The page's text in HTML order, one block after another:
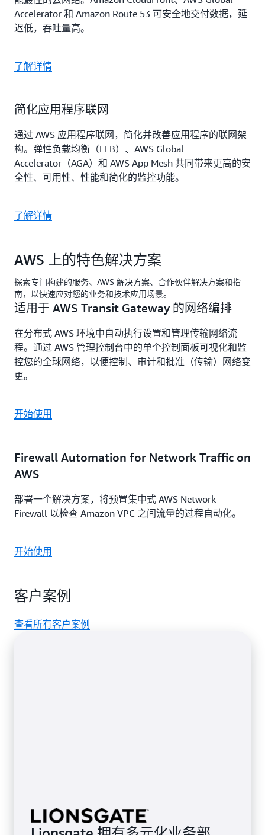
Accelerator 和 Amazon Route 53 可安全地交付数据，延
迟低，吞吐量高。
了解详情
简化应用程序联网
通过 AWS 应用程序联网，简化并改善应用程序的联网架
构。弹性负载均衡（ELB）、AWS Global
Accelerator（AGA）和 AWS App Mesh 共同带来更高的安
全性、可用性、性能和简化的监控功能。
了解详情
AWS 上的特色解决方案
探索专门构建的服务、AWS 解决方案、合作伙伴解决方案和指
南，以快速应对您的业务和技术应用场景。
适用于 AWS Transit Gateway 的网络编排
在分布式 AWS 环境中自动执行设置和管理传输网络流
程。通过 AWS 管理控制台中的单个控制面板可视化和监
控您的全球网络，以便控制、审计和批准（传输）网络变
更。
开始使用
Firewall Automation for Network Traffic on
AWS
部署一个解决方案，将预置集中式 AWS Network
Firewall 以检查 Amazon VPC 之间流量的过程自动化。
开始使用
客户案例
查看所有客户案例